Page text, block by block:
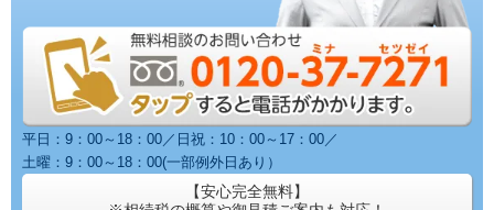
平日：9：00～18：00／日祝：10：00～17：00／
土曜：9：00～18：00(一部例外日あり）
【安心完全無料】